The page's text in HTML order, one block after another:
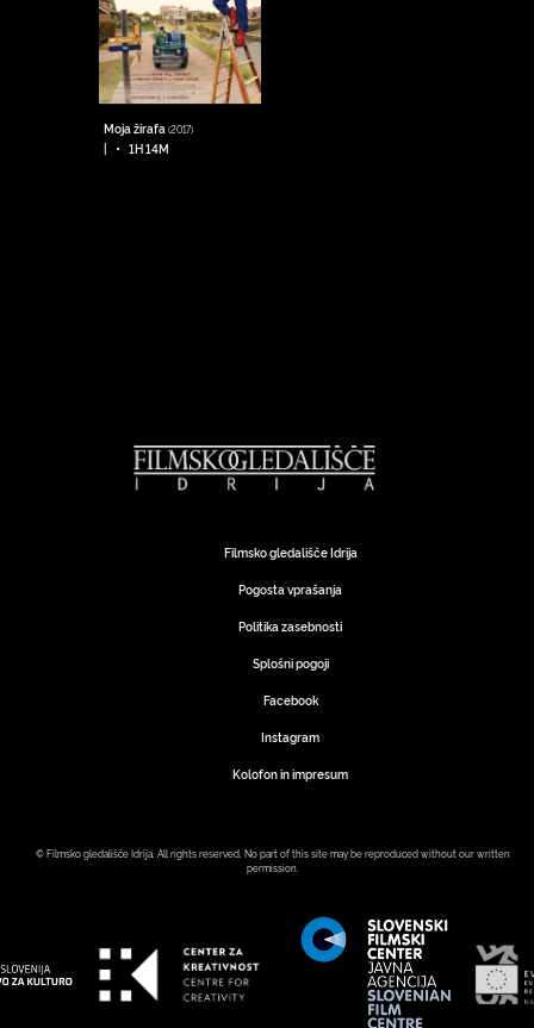
Moja žirafa (2017)
| • 1H 14M
Filmsko gledališče Idrija
Pogosta vprašanja
Politika zasebnosti
Splošni pogoji
Facebook
Instagram
Kolofon in impresum
© Filmsko gledališče Idrija. All rights reserved. No part of this site may be reproduced without our written
permission.